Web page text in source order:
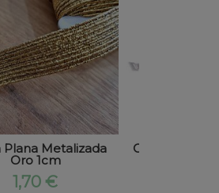
Plana Metalizada
Oro 1cm
1,70 €
Cinta métrica